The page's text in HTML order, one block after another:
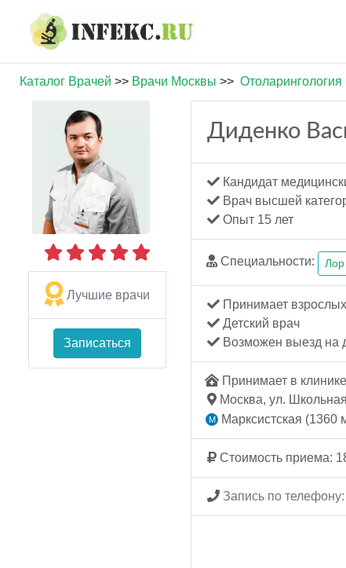
Каталог Врачей >> Врачи Москвы >> Отоларингология
Лучшие врачи
Записаться
Диденко
Кандидат
Врач высшей
Опыт 15 лет
Специальности: Лор
Принимает взрослых
Детский врач
Возможен выезд на
Принимает в
Москва, ул.
Марксистская (1360
Стоимость приема:
Запись по телефону: